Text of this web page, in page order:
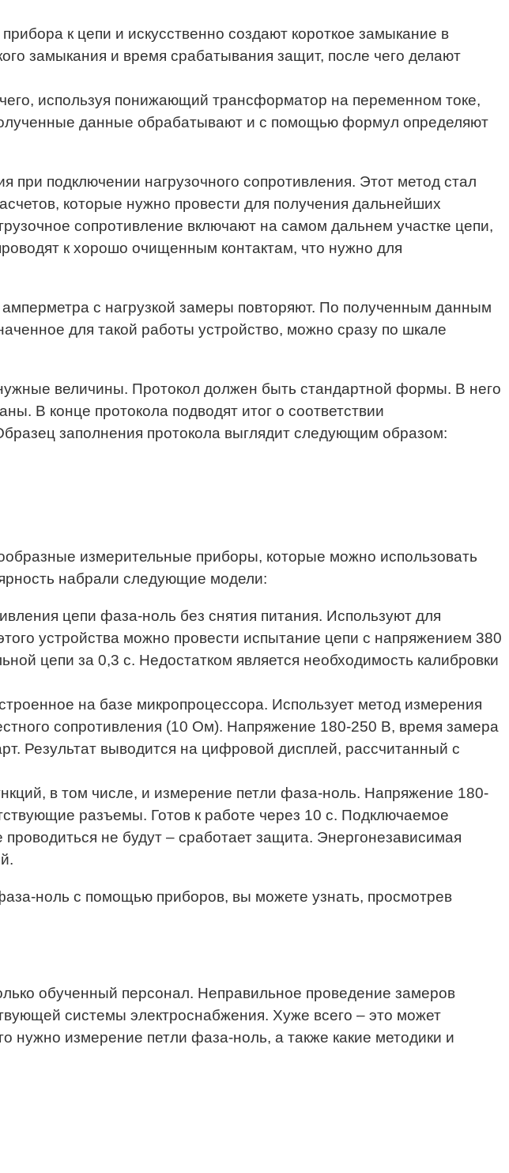
к цепи и искусственно создают короткое замыкание в
замыкания и время срабатывания защит, после чего делают
используя понижающий трансформатор на переменном токе,
данные обрабатывают и с помощью формул определяют
подключении нагрузочного сопротивления. Этот метод стал
которые нужно провести для получения дальнейших
сопротивление включают на самом дальнем участке цепи,
к хорошо очищенным контактам, что нужно для
с нагрузкой замеры повторяют. По полученным данным
для такой работы устройство, можно сразу по шкале
величины. Протокол должен быть стандартной формы. В него
В конце протокола подводят итог о соответствии
заполнения протокола выглядит следующим образом:
измерительные приборы, которые можно использовать
набрали следующие модели:
цепи фаза-ноль без снятия питания. Используют для
устройства можно провести испытание цепи с напряжением 380
цепи за 0,3 с. Недостатком является необходимость калибровки
на базе микропроцессора. Использует метод измерения
сопротивления (10 Ом). Напряжение 180-250 В, время замера
Результат выводится на цифровой дисплей, рассчитанный с
в том числе, и измерение петли фаза-ноль. Напряжение 180-
разъемы. Готов к работе через 10 с. Подключаемое
не будут – сработает защита. Энергонезависимая
ноль с помощью приборов, вы можете узнать, просмотрев
обученный персонал. Неправильное проведение замеров
системы электроснабжения. Хуже всего – это может
нужно измерение петли фаза-ноль, а также какие методики и